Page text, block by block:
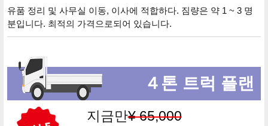
유품 정리 및 사무실 이동, 이사에 적합하다. 짐량은 약 1 ~ 3 명
분입니다. 최적의 가격으로되어 있습니다.
４톤 트럭 플랜
지금만¥ 65,000